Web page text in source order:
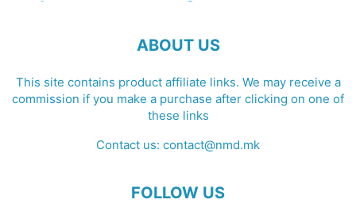
ABOUT US
This site contains product affiliate links. We may receive a
commission if you make a purchase after clicking on one of
these links
Contact us: contact@nmd.mk
FOLLOW US